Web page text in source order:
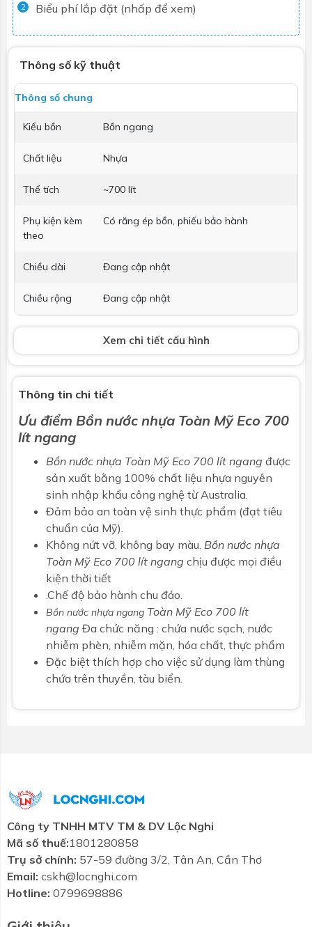
2 Biểu phí lắp đặt (nhấp để xem)
Thông số kỹ thuật
Thông số chung
Kiểu bồn Bồn ngang
Chất liệu Nhựa
Thể tích ~700 lít
Phụ kiện kèm
theo
Có răng ép bồn, phiếu bảo hành
Chiều dài Đang cập nhật
Chiều rộng Đang cập nhật
Chiều cao Đang cập nhật
Thông số kỹ thuật trên đây có dung sai ± 8%. (theo bản
nhà sản xuất mà không kịp báo trước.
Xem chi tiết cấu hình
Thông tin chi tiết
Ưu điểm Bồn nước nhựa Toàn Mỹ Eco 700
lít ngang
Bồn nước nhựa Toàn Mỹ Eco 700 lít ngang được
sản xuất bằng 100% chất liệu nhựa nguyên
sinh nhập khẩu công nghệ từ Australia.
Đảm bảo an toàn vệ sinh thực phẩm (đạt tiêu
chuẩn của Mỹ).
Không nứt vỡ, không bay màu. Bồn nước nhựa
Toàn Mỹ Eco 700 lít ngang chịu được mọi điều
kiện thời tiết
.Chế độ bảo hành chu đáo.
Bồn nước nhựa ngang Toàn Mỹ Eco 700 lít
ngang Đa chức năng : chứa nước sạch, nước
nhiễm phèn, nhiễm mặn, hóa chất, thực phẩm
Đặc biệt thích hợp cho việc sử dụng làm thùng
chứa trên thuyền, tàu biển.
Công ty TNHH MTV TM & DV Lộc Nghi
Mã số thuế:1801280858
Trụ sở chính: 57-59 đường 3/2, Tân An, Cần Thơ
Email: cskh@locnghi.com
Hotline: 0799698886